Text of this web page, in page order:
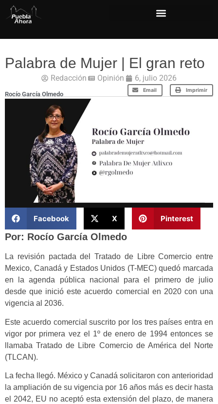
Palabra de Mujer | El gran reto
Redacción Opinión 6, julio 2026
Email Imprimir
Rocío García Olmedo
Facebook X Pinterest
Por: Rocío García Olmedo
La revisión pactada del Tratado de Libre Comercio entre
Mexico, Canadá y Estados Unidos (T-MEC) quedó marcada
en la agenda pública nacional para el primero de julio
desde que inició este acuerdo comercial en 2020 con una
vigencia al 2036.
Este acuerdo comercial suscrito por los tres países entra en
vigor por primera vez el 1º de enero de 1994 entonces se
llamaba Tratado de Libre Comercio de América del Norte
(TLCAN).
La fecha llegó. México y Canadá solicitaron con anterioridad
la ampliación de su vigencia por 16 años más es decir hasta
el 2042, EU no aceptó esta extensión del plazo, de manera